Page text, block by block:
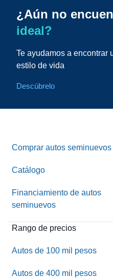
¿Aún no
ideal?
Te ayudamos a encontrar
estilo de vida
Descúbrelo
Comprar autos seminuevos
Catálogo
Financiamiento de autos
seminuevos
Rango de precios
Autos de 100 mil pesos
Autos de 400 mil pesos